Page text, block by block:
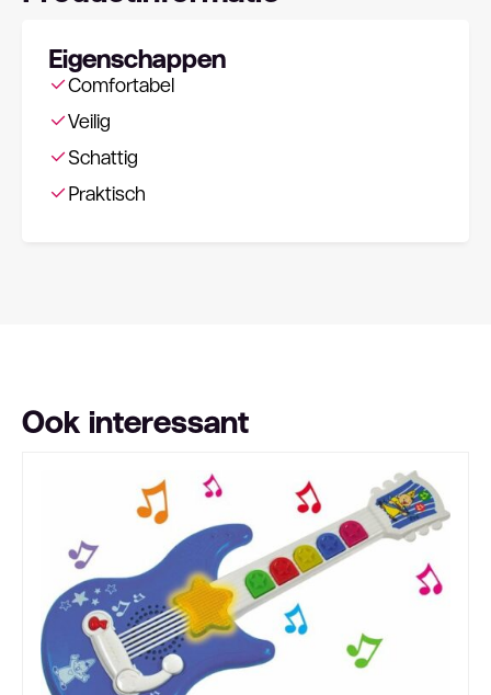
Eigenschappen
Comfortabel
Veilig
Schattig
Praktisch
Ook interessant